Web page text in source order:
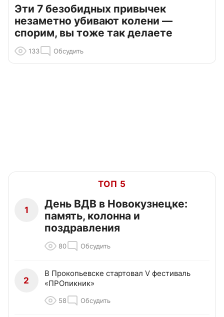
Эти 7 безобидных привычек
незаметно убивают колени —
спорим, вы тоже так делаете
133 Обсудить
ТОП 5
1
День ВДВ в Новокузнецке:
память, колонна и
поздравления
80 Обсудить
2
В Прокопьевске стартовал V фестиваль
«ПРОпикник»
58 Обсудить